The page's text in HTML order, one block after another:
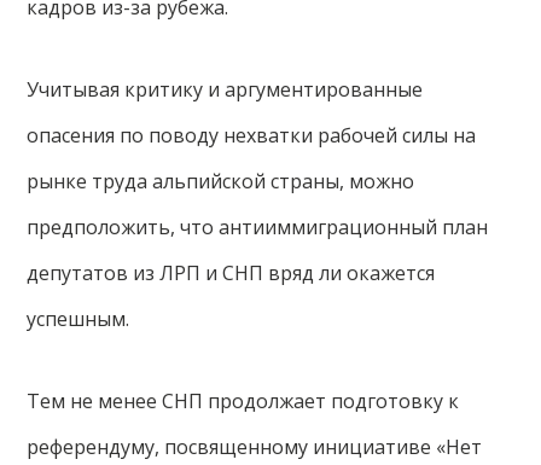
кадров из-за рубежа.
Учитывая критику и аргументированные
опасения по поводу нехватки рабочей силы на
рынке труда альпийской страны, можно
предположить, что антииммиграционный план
депутатов из ЛРП и СНП вряд ли окажется
успешным.
Тем не менее СНП продолжает подготовку к
референдуму, посвященному инициативе «Нет